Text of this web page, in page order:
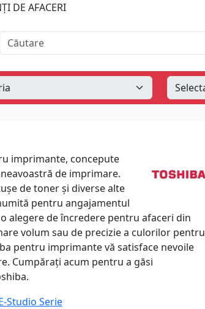
DE AFACERI
Căutare
imprimante, concepute
de imprimare.
de toner și diverse alte
pentru angajamentul
alegere de încredere pentru afaceri din
volum sau de precizie a culorilor pentru
pentru imprimante vă satisface nevoile
Cumpărați acum pentru a găsi
Studio Serie